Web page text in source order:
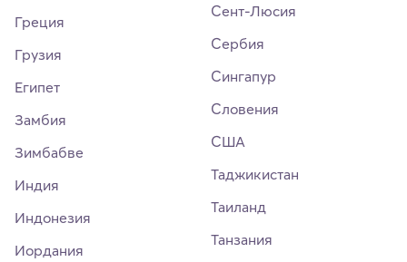
Греция
Грузия
Египет
Замбия
Зимбабве
Индия
Индонезия
Иордания
Сент-Люсия
Сербия
Сингапур
Словения
США
Таджикистан
Таиланд
Танзания